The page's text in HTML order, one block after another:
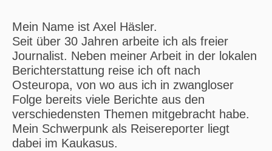
Mein Name ist Axel Häsler.
Seit über 30 Jahren arbeite ich als freier
Journalist. Neben meiner Arbeit in der lokalen
Berichterstattung reise ich oft nach
Osteuropa, von wo aus ich in zwangloser
Folge bereits viele Berichte aus den
verschiedensten Themen mitgebracht habe.
Mein Schwerpunk als Reisereporter liegt
dabei im Kaukasus.